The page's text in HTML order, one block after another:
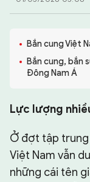
Bắn cung Việt
Bắn cung, bắn
Đông Nam Á
Lực lượng
Ở đợt tập trung
Việt Nam vẫn
những cái tên